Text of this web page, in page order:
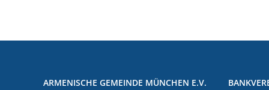
ARMENISCHE GEMEINDE MÜNCHEN E.V.